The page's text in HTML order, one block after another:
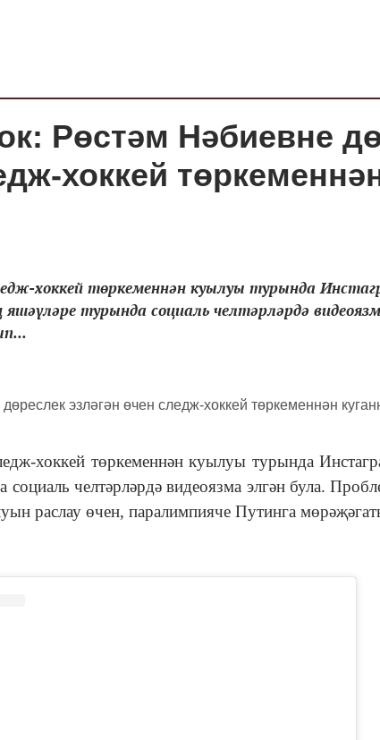
Рөстәм Нәбиевне
хоккей
хоккей төркеменнән куылуы турында
турында социаль челтәрләрдә
хоккей төркеменнән куылуы турында
социаль челтәрләрдә видеоязма элгән була.
раслау өчен, паралимпияче Путинга